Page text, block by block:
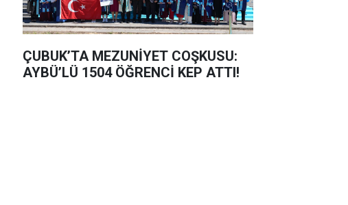
ÇUBUK’TA MEZUNİYET COŞKUSU:
AYBÜ’LÜ 1504 ÖĞRENCİ KEP ATTI!